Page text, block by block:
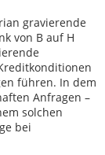
gravierende
von B auf H
führen. In dem
Anfragen –
solchen
bei